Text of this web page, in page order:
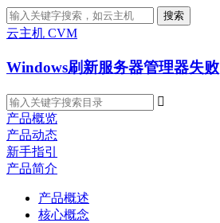
搜索
云主机 CVM
Windows刷新服务器管理器失败

产品概览
产品动态
新手指引
产品简介
产品概述
核心概念